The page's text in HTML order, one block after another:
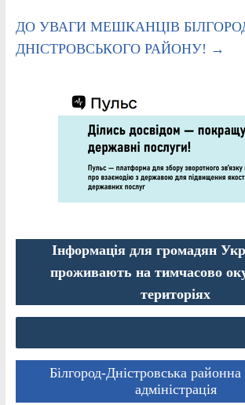
ДО УВАГИ МЕШКАНЦІВ
ДНІСТРОВСЬКОГО РАЙОНУ! →
Інформація для громадян
проживають на тимчасово
територіях
Білгород-Дністровська
адміністрація